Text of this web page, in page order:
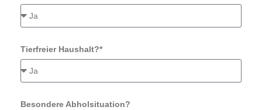
Tierfreier Haushalt?*
Besondere Abholsituation?